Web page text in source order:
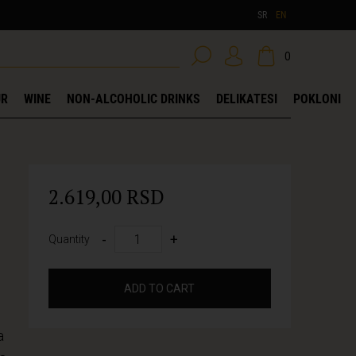
SR EN
0
WINE NON-ALCOHOLIC DRINKS DELIKATESI POKLONI
2.619,00 RSD
Quantity - +
ADD TO CART